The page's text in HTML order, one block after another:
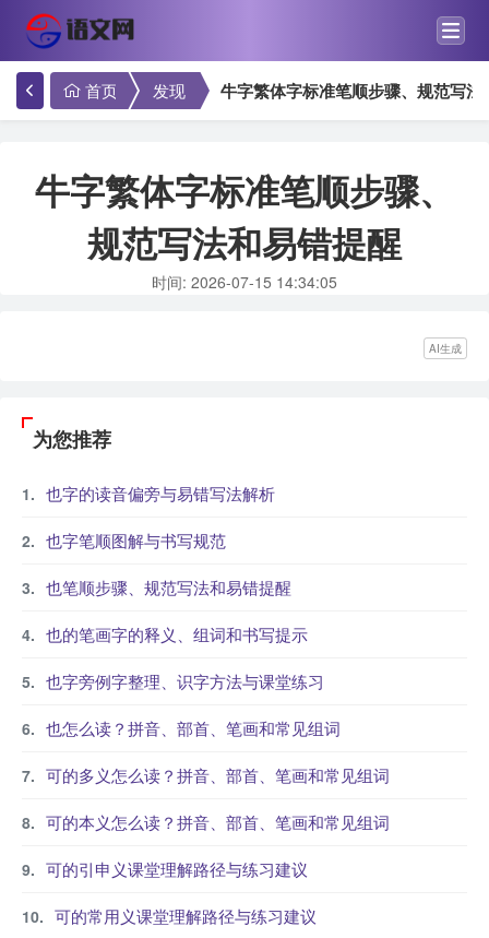
首页 发现 牛字繁体字标准笔顺步骤、规范写法
牛字繁体字标准笔顺步骤、
规范写法和易错提醒
时间: 2026-07-15 14:34:05
AI生成
为您推荐
也字的读音偏旁与易错写法解析
也字笔顺图解与书写规范
也笔顺步骤、规范写法和易错提醒
也的笔画字的释义、组词和书写提示
也字旁例字整理、识字方法与课堂练习
也怎么读？拼音、部首、笔画和常见组词
可的多义怎么读？拼音、部首、笔画和常见组词
可的本义怎么读？拼音、部首、笔画和常见组词
可的引申义课堂理解路径与练习建议
可的常用义课堂理解路径与练习建议